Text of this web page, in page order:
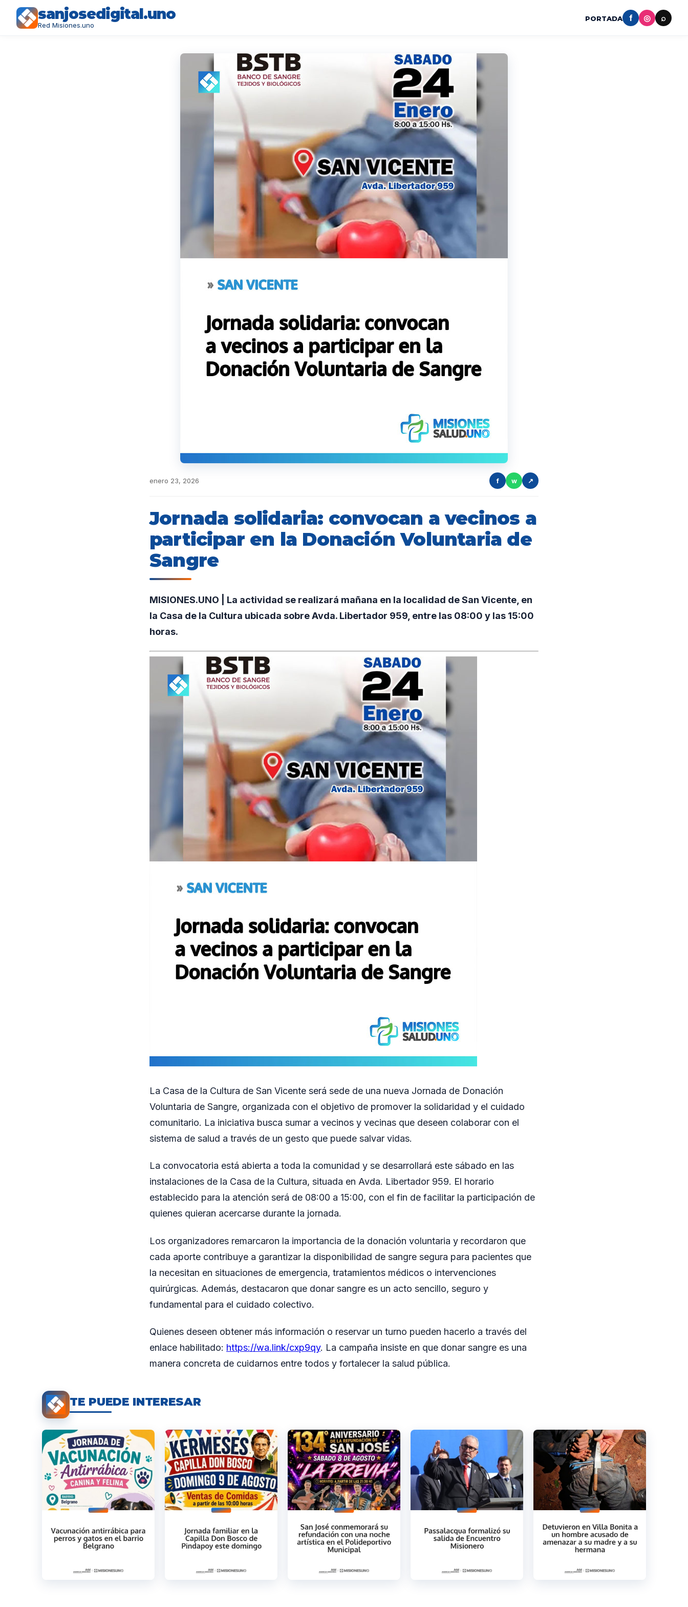
sanjosedigital.uno
Red Misiones.uno
PORTADA f ◎ ⌕
enero 23, 2026 f w ↗
Jornada solidaria: convocan a vecinos a
participar en la Donación Voluntaria de
Sangre
MISIONES.UNO | La actividad se realizará mañana en la localidad de San Vicente, en
la Casa de la Cultura ubicada sobre Avda. Libertador 959, entre las 08:00 y las 15:00
horas.
La Casa de la Cultura de San Vicente será sede de una nueva Jornada de Donación
Voluntaria de Sangre, organizada con el objetivo de promover la solidaridad y el cuidado
comunitario. La iniciativa busca sumar a vecinos y vecinas que deseen colaborar con el
sistema de salud a través de un gesto que puede salvar vidas.
La convocatoria está abierta a toda la comunidad y se desarrollará este sábado en las
instalaciones de la Casa de la Cultura, situada en Avda. Libertador 959. El horario
establecido para la atención será de 08:00 a 15:00, con el fin de facilitar la participación de
quienes quieran acercarse durante la jornada.
Los organizadores remarcaron la importancia de la donación voluntaria y recordaron que
cada aporte contribuye a garantizar la disponibilidad de sangre segura para pacientes que
la necesitan en situaciones de emergencia, tratamientos médicos o intervenciones
quirúrgicas. Además, destacaron que donar sangre es un acto sencillo, seguro y
fundamental para el cuidado colectivo.
Quienes deseen obtener más información o reservar un turno pueden hacerlo a través del
enlace habilitado: https://wa.link/cxp9qy. La campaña insiste en que donar sangre es una
manera concreta de cuidarnos entre todos y fortalecer la salud pública.
TE PUEDE INTERESAR